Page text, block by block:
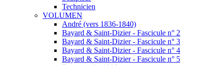
Technicien
VOLUMEN
André (vers 1836-1840)
Bayard & Saint-Dizier - Fascicule n° 2
Bayard & Saint-Dizier - Fascicule n° 3
Bayard & Saint-Dizier - Fascicule n° 4
Bayard & Saint-Dizier - Fascicule n° 5